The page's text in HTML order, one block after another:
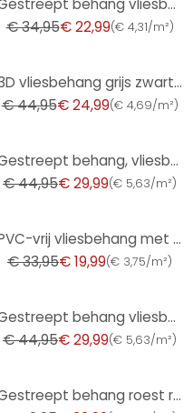
Gestreept behang vliesbehang Novamur Yvi wit, wit, beige
€ 34,95€ 22,99(€ 4,31/m²)
3D vliesbehang grijs zwart mat - modern behang in scandinavische houtpanelen look
€ 44,95€ 24,99(€ 4,69/m²)
Gestreept behang, vliesbehang Shades Iconic zwart, wit
€ 44,95€ 29,99(€ 5,63/m²)
PVC-vrij vliesbehang met strepen en metallic effect in wit, zilver
€ 33,95€ 19,99(€ 3,75/m²)
Gestreept behang vliesbehang Shades Iconic wit groen
€ 44,95€ 29,99(€ 5,63/m²)
Gestreept behang roest rood wit - Vliesbehang met brede strepen